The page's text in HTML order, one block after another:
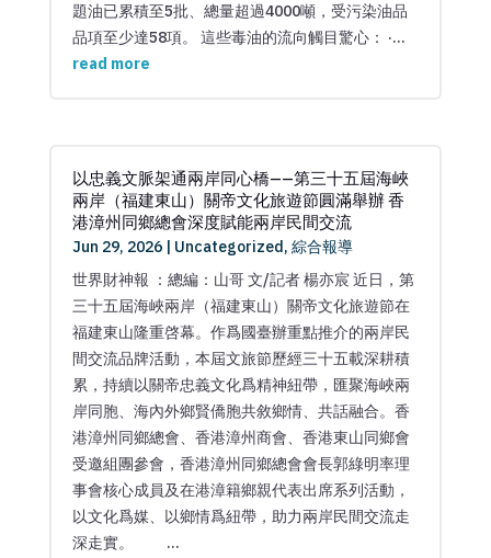
題油已累積至5批、總量超過4000噸，受污染油品
品項至少達58項。 這些毒油的流向觸目驚心： ·...
read more
以忠義文脈架通兩岸同心橋——第三十五屆海峽
兩岸（福建東山）關帝文化旅遊節圓滿舉辦 香
港漳州同鄉總會深度賦能兩岸民間交流
Jun 29, 2026| Uncategorized , 綜合報導
世界財神報 ：總編：山哥 文/記者 楊亦宸 近日，第
三十五屆海峽兩岸（福建東山）關帝文化旅遊節在
福建東山隆重啓幕。作爲國臺辦重點推介的兩岸民
間交流品牌活動，本屆文旅節歷經三十五載深耕積
累，持續以關帝忠義文化爲精神紐帶，匯聚海峽兩
岸同胞、海內外鄉賢僑胞共敘鄉情、共話融合。香
港漳州同鄉總會、香港漳州商會、香港東山同鄉會
受邀組團參會，香港漳州同鄉總會會長郭綠明率理
事會核心成員及在港漳籍鄉親代表出席系列活動，
以文化爲媒、以鄉情爲紐帶，助力兩岸民間交流走
深走實。 ...